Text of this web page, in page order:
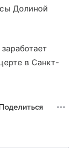
Долиной
в Санкт-